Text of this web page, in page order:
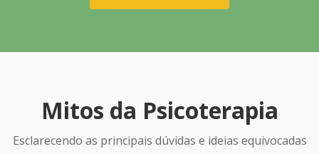
Mitos da Psicoterapia
Esclarecendo as principais dúvidas e ideias equivocadas